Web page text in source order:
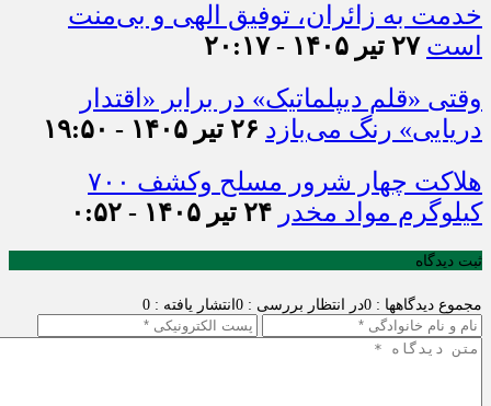
خدمت به زائران، توفیق الهی و بی‌منت
است ۲۷ تیر ۱۴۰۵ - ۲۰:۱۷
وقتی «قلم دیپلماتیک» در برابر «اقتدار
دریایی» رنگ می‌بازد ۲۶ تیر ۱۴۰۵ - ۱۹:۵۰
هلاکت چهار شرور مسلح وکشف ۷۰۰
کیلوگرم مواد مخدر ۲۴ تیر ۱۴۰۵ - ۰:۵۲
ثبت دیدگاه
مجموع دیدگاهها : 0 در انتظار بررسی : 0 انتشار یافته : 0